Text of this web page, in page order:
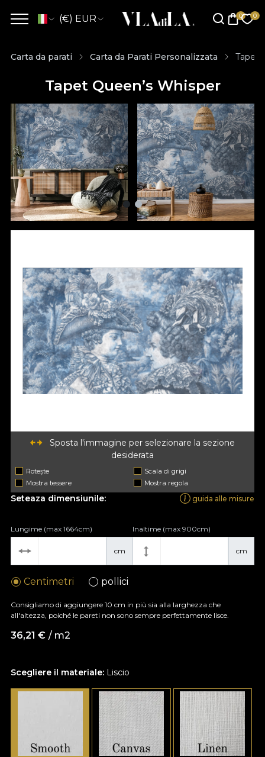
(€) EUR
Carta da parati Carta da Parati Personalizzata Tapet
Tapet Queen’s Whisper
Sposta l'immagine per selezionare la sezione
desiderata
Rotește
Scala di grigi
Mostra tessere
Mostra regola
Scegliere il materiale: Liscio
Seteaza dimensiunile: guida alle misure
cm
Lungime (max 1664cm)
cm
Inaltime (max 900cm)
Centimetri pollici
Consigliamo di aggiungere 10 cm in più sia alla larghezza che
all'altezza, poiché le pareti non sono sempre perfettamente lisce.
36,21 € / m2